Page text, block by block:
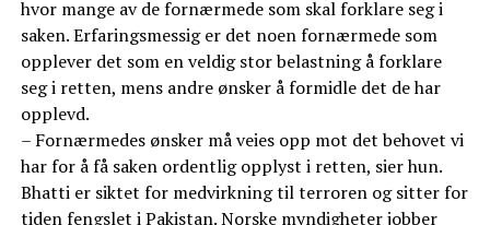
hvor mange av de fornærmede som skal forklare seg i
saken. Erfaringsmessig er det noen fornærmede som
opplever det som en veldig stor belastning å forklare
seg i retten, mens andre ønsker å formidle det de har
opplevd.
– Fornærmedes ønsker må veies opp mot det behovet vi
har for å få saken ordentlig opplyst i retten, sier hun.
Bhatti er siktet for medvirkning til terroren og sitter for
tiden fengslet i Pakistan. Norske myndigheter jobber